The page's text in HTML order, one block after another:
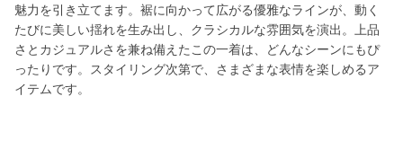
魅力を引き立てます。裾に向かって広がる優雅なラインが、動く
たびに美しい揺れを生み出し、クラシカルな雰囲気を演出。上品
さとカジュアルさを兼ね備えたこの一着は、どんなシーンにもぴ
ったりです。スタイリング次第で、さまざまな表情を楽しめるア
イテムです。